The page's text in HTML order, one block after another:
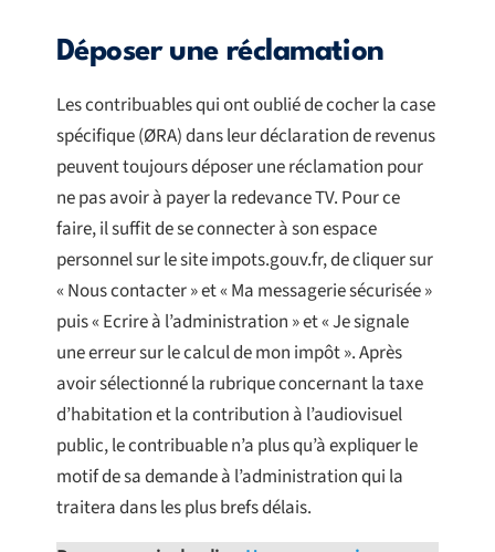
Déposer une réclamation
Les contribuables qui ont oublié de cocher la case
spécifique (ØRA) dans leur déclaration de revenus
peuvent toujours déposer une réclamation pour
ne pas avoir à payer la redevance TV. Pour ce
faire, il suffit de se connecter à son espace
personnel sur le site impots.gouv.fr, de cliquer sur
« Nous contacter » et « Ma messagerie sécurisée »
puis « Ecrire à l’administration » et « Je signale
une erreur sur le calcul de mon impôt ». Après
avoir sélectionné la rubrique concernant la taxe
d’habitation et la contribution à l’audiovisuel
public, le contribuable n’a plus qu’à expliquer le
motif de sa demande à l’administration qui la
traitera dans les plus brefs délais.